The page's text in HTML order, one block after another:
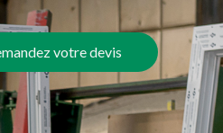
votre devis